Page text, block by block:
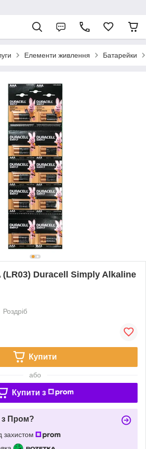
Елементи живлення Батарейки
(LR03) Duracell Simply Alkaline
Роздріб
Купити
або
Купити з
з Пром?
захистом